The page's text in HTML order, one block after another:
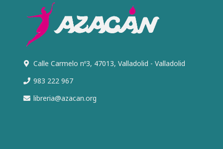
Calle Carmelo nº3, 47013, Valladolid - Valladolid
983 222 967
libreria@azacan.org